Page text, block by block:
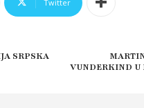
Twitter
SRPSKA
VUNDERKIND U